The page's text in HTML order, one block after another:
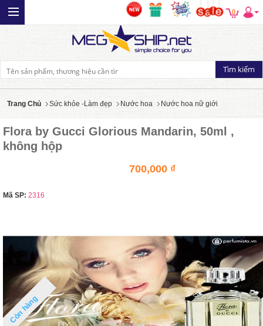
0
Trang Chủ Sức khỏe -Làm đẹp Nước hoa Nước hoa nữ giới
Flora by Gucci Glorious Mandarin, 50ml ,
không hộp
700,000 ₫
Mã SP: 2316
Còn hàng